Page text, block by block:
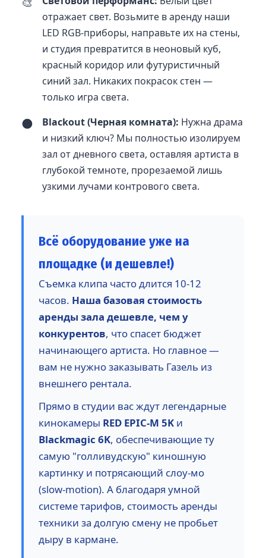
отражает свет. Возьмите в аренду наши
LED RGB-приборы, направьте их на стены,
и студия превратится в неоновый куб,
красный коридор или футуристичный
синий зал. Никаких покрасок стен —
только игра света.
🌑 Blackout (Черная комната): Нужна драма
и низкий ключ? Мы полностью изолируем
зал от дневного света, оставляя артиста в
глубокой темноте, прорезаемой лишь
узкими лучами контрового света.
Всё оборудование уже на
площадке (и дешевле!)
Съемка клипа часто длится 10-12
часов. Наша базовая стоимость
аренды зала дешевле, чем у
конкурентов, что спасет бюджет
начинающего артиста. Но главное —
вам не нужно заказывать Газель из
внешнего рентала.
Прямо в студии вас ждут легендарные
кинокамеры RED EPIC-M 5K и
Blackmagic 6K, обеспечивающие ту
самую "голливудскую" киношную
картинку и потрясающий слоу-мо
(slow-motion). А благодаря умной
системе тарифов, стоимость аренды
техники за долгую смену не пробьет
дыру в кармане.